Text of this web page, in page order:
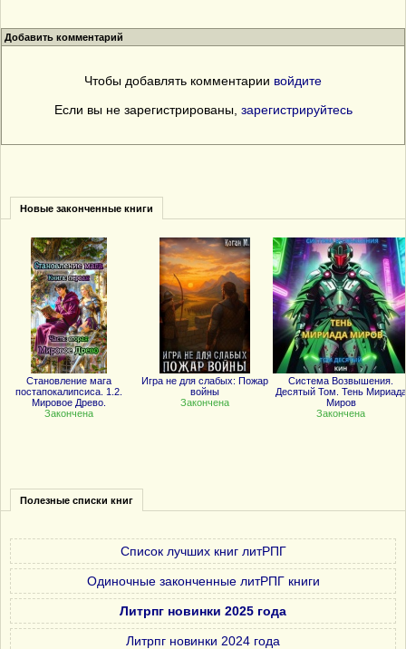
Добавить комментарий
Чтобы добавлять комментарии войдите
Если вы не зарегистрированы, зарегистрируйтесь
Новые законченные книги
Становление мага
постапокалипсиса. 1.2.
Мировое Древо.
Закончена
Игра не для слабых: Пожар
войны
Закончена
Система Возвышения.
Десятый Том. Тень Мириада
Миров
Закончена
Полезные списки книг
Список лучших книг литРПГ
Одиночные законченные литРПГ книги
Литрпг новинки 2025 года
Литрпг новинки 2024 года